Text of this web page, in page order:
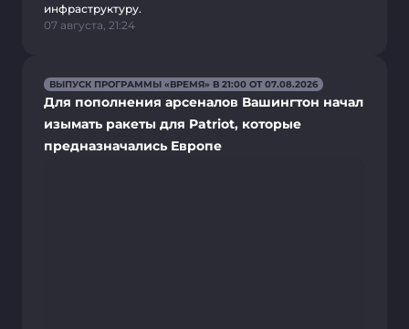
инфраструктуру.
07 августа, 21:24
ВЫПУСК ПРОГРАММЫ «ВРЕМЯ» В 21:00 ОТ 07.08.2026
Для пополнения арсеналов Вашингтон начал
изымать ракеты для Patriot, которые
предназначались Европе